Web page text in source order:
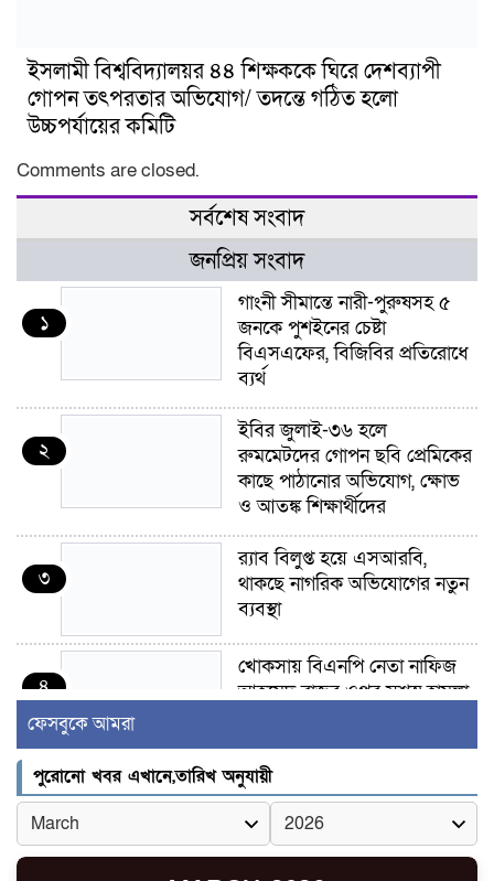
ইসলামী বিশ্ববিদ্যালয়র ৪৪ শিক্ষককে ঘিরে দেশব্যাপী
গোপন তৎপরতার অভিযোগ/ তদন্তে গঠিত হলো
উচ্চপর্যায়ের কমিটি
Comments are closed.
সর্বশেষ সংবাদ
জনপ্রিয় সংবাদ
১
গাংনী সীমান্তে নারী-পুরুষসহ ৫
জনকে পুশইনের চেষ্টা
বিএসএফের, বিজিবির প্রতিরোধে
ব্যর্থ
২
ইবির জুলাই-৩৬ হলে
রুমমেটদের গোপন ছবি প্রেমিকের
কাছে পাঠানোর অভিযোগ, ক্ষোভ
ও আতঙ্ক শিক্ষার্থীদের
৩
র‍্যাব বিলুপ্ত হয়ে এসআরবি,
থাকছে নাগরিক অভিযোগের নতুন
ব্যবস্থা
৪
খোকসায় বিএনপি নেতা নাফিজ
আহমেদ রাজুর ওপর সশস্ত্র হামলা,
৫
সাঈদীর ছবিতে জুতা
নিক্ষেপকারীরা ‘জারজ সন্তান’:
আমির হামজা
ফেসবুকে আমরা
পুরোনো খবর এখানে,তারিখ অনুযায়ী